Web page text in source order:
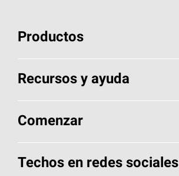
Productos
Elija sus tejas
Encuentre un contratista
Componentes para techos
Recursos y ayuda
Aspectos básicos sobre techos
Herramientas de diseño y color
Comenzar
Llame al 1-800-GET-PINK®
Techos en redes sociales